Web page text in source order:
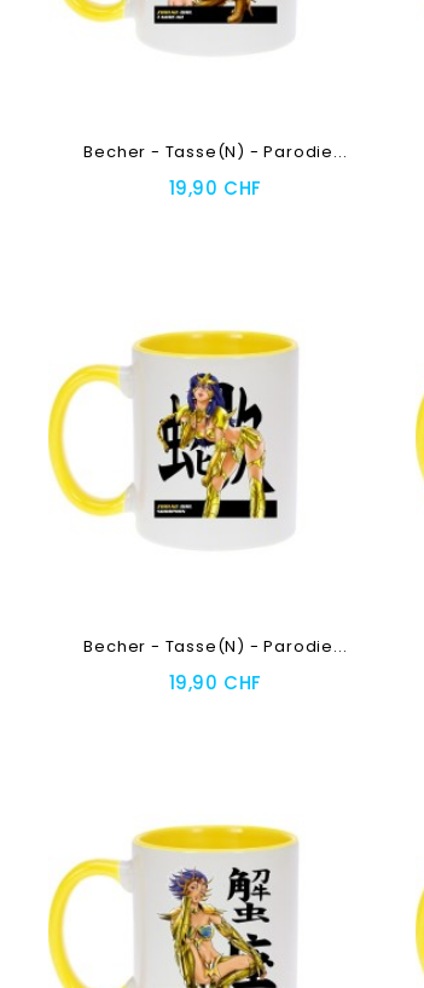
Becher - Tasse(n) - Parodie...
19,90 CHF
Becher - Tasse(n) - Parodie...
19,90 CHF